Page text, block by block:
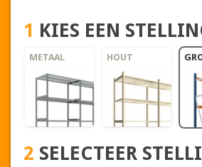
1 KIES EEN
METAAL HOUT
2 SELECTEER